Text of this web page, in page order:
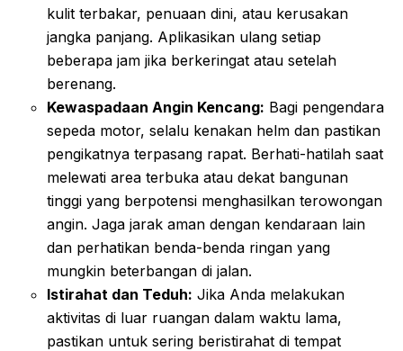
kulit terbakar, penuaan dini, atau kerusakan
jangka panjang. Aplikasikan ulang setiap
beberapa jam jika berkeringat atau setelah
berenang.
Kewaspadaan Angin Kencang: Bagi pengendara
sepeda motor, selalu kenakan helm dan pastikan
pengikatnya terpasang rapat. Berhati-hatilah saat
melewati area terbuka atau dekat bangunan
tinggi yang berpotensi menghasilkan terowongan
angin. Jaga jarak aman dengan kendaraan lain
dan perhatikan benda-benda ringan yang
mungkin beterbangan di jalan.
Istirahat dan Teduh: Jika Anda melakukan
aktivitas di luar ruangan dalam waktu lama,
pastikan untuk sering beristirahat di tempat